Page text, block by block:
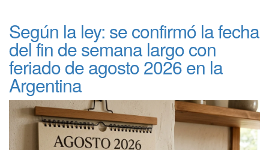
Según la ley: se confirmó la fecha
del fin de semana largo con
feriado de agosto 2026 en la
Argentina